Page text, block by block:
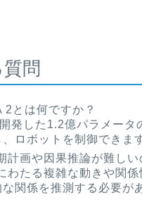
問
2とは何ですか？
発した1.2億パラメー
ロボットを制御できま
計画や因果推論が難しい
わたる複雑な動きや関
関係を推測する必要が